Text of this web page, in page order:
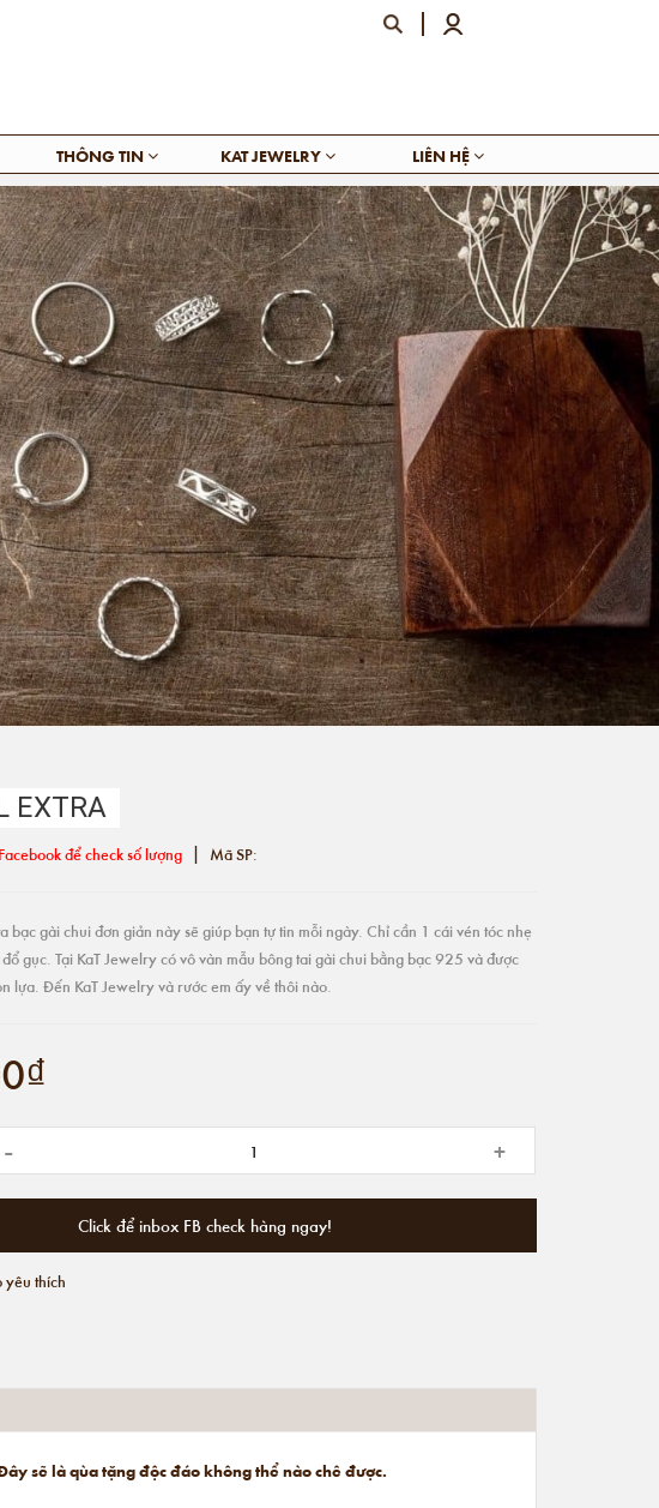
THÔNG TIN KAT JEWELRY LIÊN HỆ
EXTRA
để check số lượng | Mã SP:
bạc gài chui đơn giản này sẽ giúp bạn tự tin mỗi ngày. Chỉ cần 1 cái vén tóc nhẹ
gục. Tại KaT Jewelry có vô vàn mẫu bông tai gài chui bằng bạc 925 và được
lựa. Đến KaT Jewelry và rước em ấy về thôi nào.
- +
Click để inbox FB check hàng ngay!
yêu thích
sẽ là qùa tặng độc đáo không thể nào chê được.